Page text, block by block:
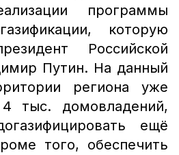
программы
которую
Российской
Путин. На данный
региона уже
тыс. домовладений,
ещё
того, обеспечить